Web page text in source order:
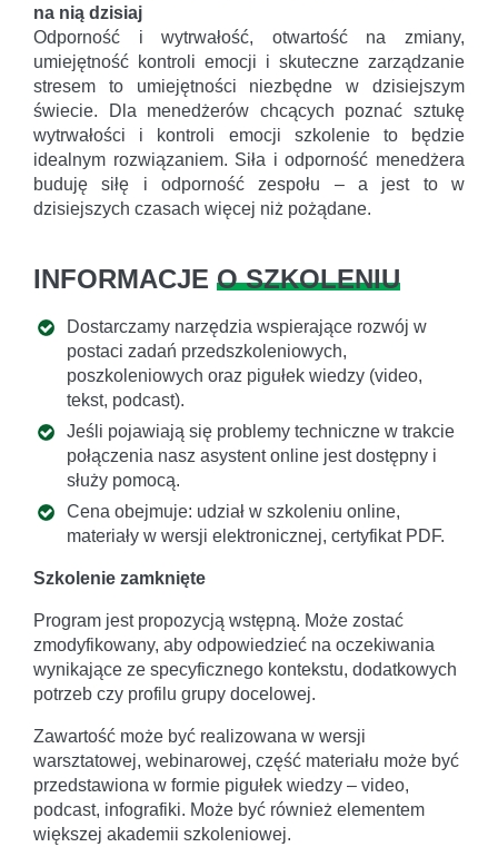
na nią dzisiaj
Odporność i wytrwałość, otwartość na zmiany,
umiejętność kontroli emocji i skuteczne zarządzanie
stresem to umiejętności niezbędne w dzisiejszym
świecie. Dla menedżerów chcących poznać sztukę
wytrwałości i kontroli emocji szkolenie to będzie
idealnym rozwiązaniem. Siła i odporność menedżera
buduję siłę i odporność zespołu – a jest to w
dzisiejszych czasach więcej niż pożądane.
INFORMACJE O SZKOLENIU
Dostarczamy narzędzia wspierające rozwój w
postaci zadań przedszkoleniowych,
poszkoleniowych oraz pigułek wiedzy (video,
tekst, podcast).
Jeśli pojawiają się problemy techniczne w trakcie
połączenia nasz asystent online jest dostępny i
służy pomocą.
Cena obejmuje: udział w szkoleniu online,
materiały w wersji elektronicznej, certyfikat PDF.
Szkolenie zamknięte
Program jest propozycją wstępną. Może zostać
zmodyfikowany, aby odpowiedzieć na oczekiwania
wynikające ze specyficznego kontekstu, dodatkowych
potrzeb czy profilu grupy docelowej.
Zawartość może być realizowana w wersji
warsztatowej, webinarowej, część materiału może być
przedstawiona w formie pigułek wiedzy – video,
podcast, infografiki. Może być również elementem
większej akademii szkoleniowej.